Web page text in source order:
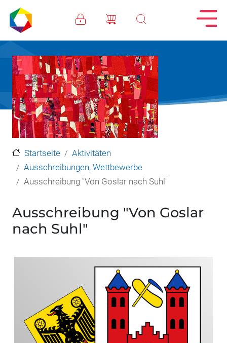
Direkt zum Inhalt
Startseite
Aktivitäten
Ausschreibungen, Wettbewerbe
Ausschreibung "Von Goslar nach Suhl"
Ausschreibung "Von Goslar
nach Suhl"